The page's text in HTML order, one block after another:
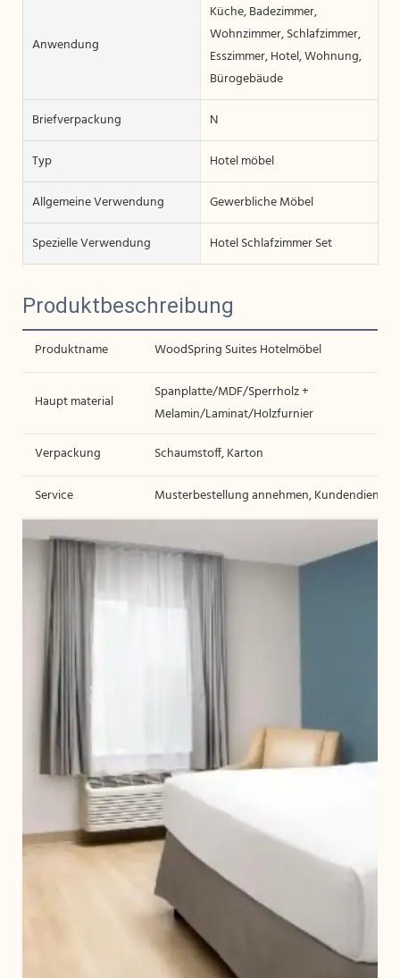
Anwendung
Küche, Badezimmer,
Wohnzimmer, Schlafzimmer,
Esszimmer, Hotel, Wohnung,
Bürogebäude
Briefverpackung
N
Typ
Hotel möbel
Allgemeine Verwendung
Gewerbliche Möbel
Spezielle Verwendung
Hotel Schlafzimmer Set
Produktbeschreibung
Produktname WoodSpring Suites Hotelmöbel
Haupt material
Spanplatte/MDF/Sperrholz +
Melamin/Laminat/Holzfurnier
Verpackung
Schaumstoff, Karton
Service Musterbestellung annehmen, Kundendienst